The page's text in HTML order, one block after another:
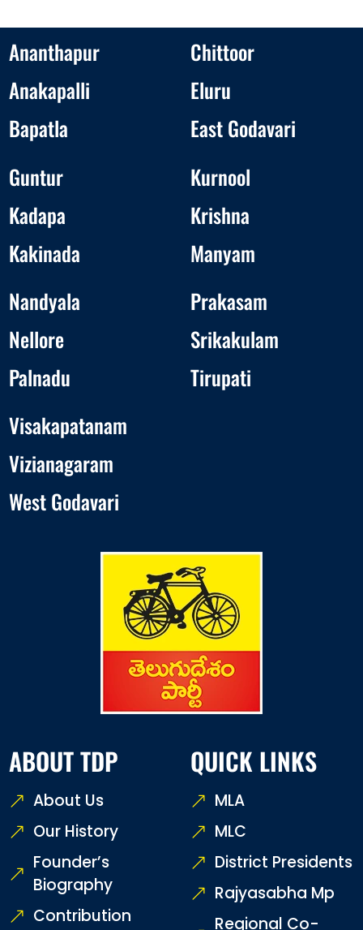
Ananthapur
Anakapalli
Bapatla
Chittoor
Eluru
East Godavari
Guntur
Kadapa
Kakinada
Kurnool
Krishna
Manyam
Nandyala
Nellore
Palnadu
Prakasam
Srikakulam
Tirupati
Visakapatanam
Vizianagaram
West Godavari
ABOUT TDP
About Us
Our History
Founder’s
Biography
Contribution
QUICK LINKS
MLA
MLC
District Presidents
Rajyasabha Mp
Regional Co-